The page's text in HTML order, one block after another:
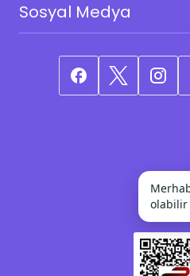
Sosyal Medya
olabilir